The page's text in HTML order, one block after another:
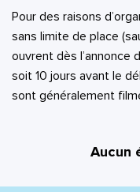
Pour des raisons
sans limite de place
ouvrent dès l’annonce
soit 10 jours avant le
sont généralement
Aucun